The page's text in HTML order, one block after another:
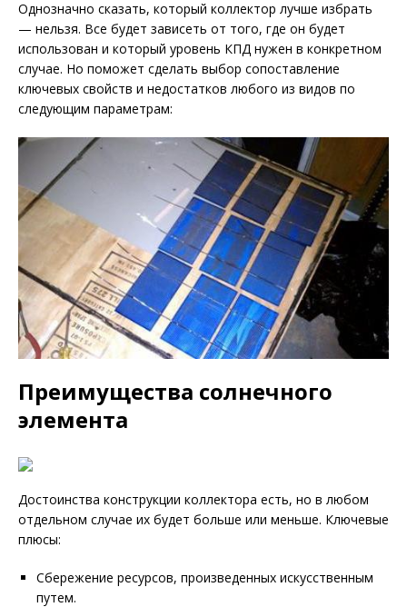
Однозначно сказать, который коллектор лучше избрать
— нельзя. Все будет зависеть от того, где он будет
использован и который уровень КПД нужен в конкретном
случае. Но поможет сделать выбор сопоставление
ключевых свойств и недостатков любого из видов по
следующим параметрам:
Преимущества солнечного
элемента
Достоинства конструкции коллектора есть, но в любом
отдельном случае их будет больше или меньше. Ключевые
плюсы:
Сбережение ресурсов, произведенных искусственным
путем.